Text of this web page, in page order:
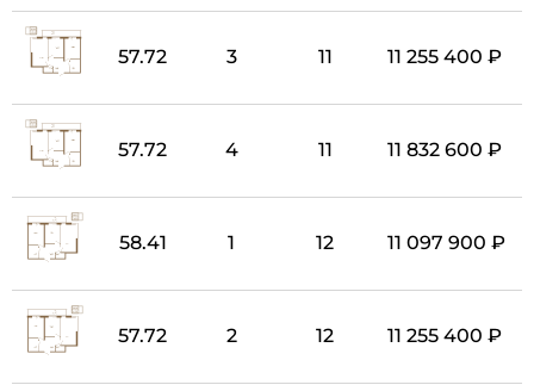
57.72 3 11 11 255 400 ₽
57.72 4 11 11 832 600 ₽
58.41 1 12 11 097 900 ₽
57.72 2 12 11 255 400 ₽